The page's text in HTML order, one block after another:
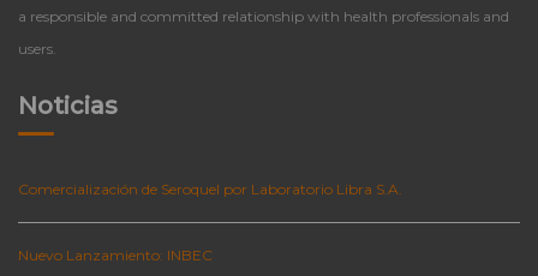
a responsible and committed relationship with health professionals and
users.
Noticias
Comercialización de Seroquel por Laboratorio Libra S.A.
Nuevo Lanzamiento: INBEC